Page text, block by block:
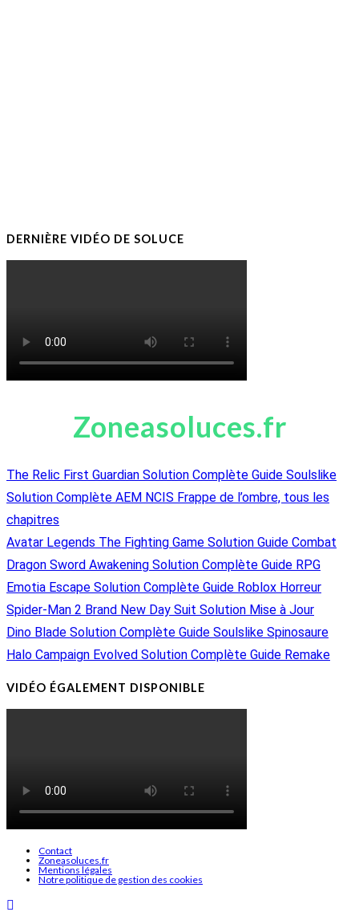
DERNIÈRE VIDÉO DE SOLUCE
Zoneasoluces.fr
The Relic First Guardian Solution Complète Guide Soulslike
Solution Complète AEM NCIS Frappe de l’ombre, tous les
chapitres
Avatar Legends The Fighting Game Solution Guide Combat
Dragon Sword Awakening Solution Complète Guide RPG
Emotia Escape Solution Complète Guide Roblox Horreur
Spider-Man 2 Brand New Day Suit Solution Mise à Jour
Dino Blade Solution Complète Guide Soulslike Spinosaure
Halo Campaign Evolved Solution Complète Guide Remake
VIDÉO ÉGALEMENT DISPONIBLE
Contact
Zoneasoluces.fr
Mentions légales
Notre politique de gestion des cookies